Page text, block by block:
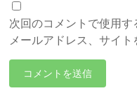
次回のコメントで使用す
メールアドレス、サイト